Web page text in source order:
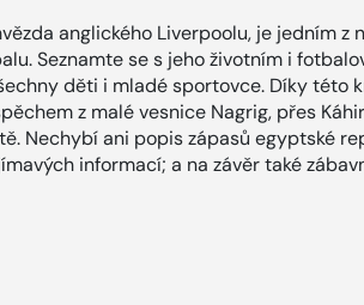
anglického Liverpoolu, je jedním z
Seznamte se s jeho životním i
děti i mladé sportovce. Díky této
z malé vesnice Nagrig, přes
Nechybí ani popis zápasů egyptské
informací; a na závěr také